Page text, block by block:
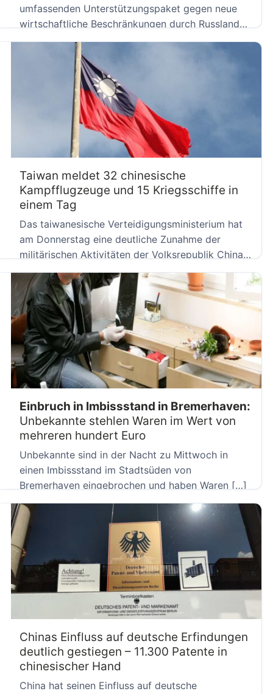
umfassenden Unterstützungspaket gegen neue
wirtschaftliche Beschränkungen durch Russland
helfen. EU-Kommissionspräsidentin Ursula […]
Taiwan meldet 32 chinesische
Kampfflugzeuge und 15 Kriegsschiffe in
einem Tag
Das taiwanesische Verteidigungsministerium hat
am Donnerstag eine deutliche Zunahme der
militärischen Aktivitäten der Volksrepublik China
in der Nähe […]
Einbruch in Imbissstand in Bremerhaven:
Unbekannte stehlen Waren im Wert von
mehreren hundert Euro
Unbekannte sind in der Nacht zu Mittwoch in
einen Imbissstand im Stadtsüden von
Bremerhaven eingebrochen und haben Waren […]
Chinas Einfluss auf deutsche Erfindungen
deutlich gestiegen – 11.300 Patente in
chinesischer Hand
China hat seinen Einfluss auf deutsche